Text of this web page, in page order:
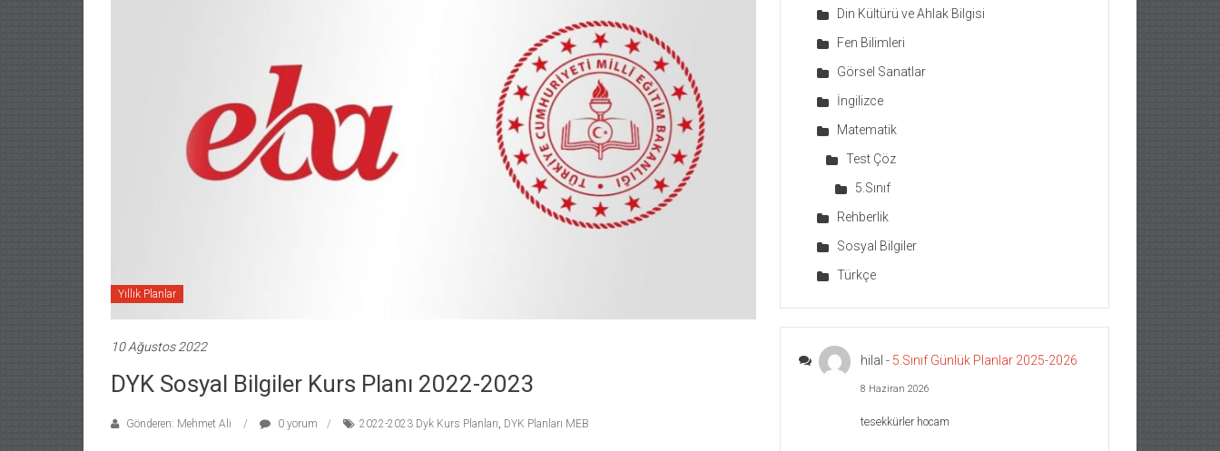
Yıllık Planlar
10 Ağustos 2022
DYK Sosyal Bilgiler Kurs Planı 2022-2023
Gönderen: Mehmet Ali 0 yorum 2022-2023 Dyk Kurs Planları, DYK Planları MEB
Din Kültürü ve Ahlak Bilgisi
Fen Bilimleri
Görsel Sanatlar
İngilizce
Matematik
Test Çöz
5.Sınıf
Rehberlik
Sosyal Bilgiler
Türkçe
hilal - 5.Sınıf Günlük Planlar 2025-2026
8 Haziran 2026
tesekkürler hocam